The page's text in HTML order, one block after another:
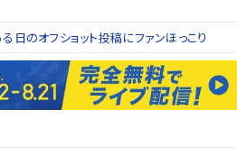
日のオフショット投稿にファンほっこり